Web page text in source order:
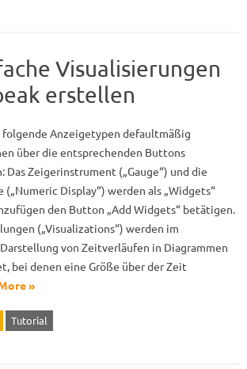
Visualisierungen
erstellen
folgende Anzeigetypen defaultmäßig
über die entsprechenden Buttons
Zeigerinstrument („Gauge“) und die
(„Numeric Display“) werden als „Widgets“
den Button „Add Widgets“ betätigen.
(„Visualizations“) werden im
von Zeitverläufen in Diagrammen
bei denen eine Größe über der Zeit
»
Tutorial